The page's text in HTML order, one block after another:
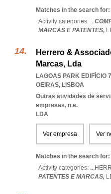
Matches in the search for:
Activity categories: ...
MARCAS E PATENTES,
Herrero &
Marcas, Lda
LAGOAS PARK EDIFÍCIO
OEIRAS, LISBOA
Outras atividades de
empresas, n.e.
LDA
Ver empresa Ver
Matches in the search for:
Activity categories: ...
PATENTES E MARCAS,